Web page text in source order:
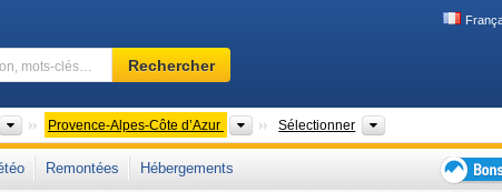
Domaine
skiable,
mots-
clés…
Rechercher
PaysProvence-Alpes-Côte d’Azur Anciennes régions
Sélectionner
Remontées
Hébergements